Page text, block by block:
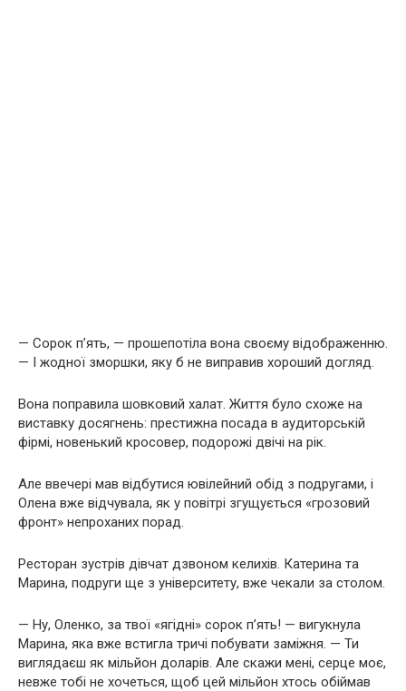
— Сорок п’ять, — прошепотіла вона своєму відображенню.
— І жодної зморшки, яку б не виправив хороший догляд.
Вона поправила шовковий халат. Життя було схоже на
виставку досягнень: престижна посада в аудиторській
фірмі, новенький кросовер, подорожі двічі на рік.
Але ввечері мав відбутися ювілейний обід з подругами, і
Олена вже відчувала, як у повітрі згущується «грозовий
фронт» непроханих порад.
Ресторан зустрів дівчат дзвоном келихів. Катерина та
Марина, подруги ще з університету, вже чекали за столом.
— Ну, Оленко, за твої «ягідні» сорок п’ять! — вигукнула
Марина, яка вже встигла тричі побувати заміжня. — Ти
виглядаєш як мільйон доларів. Але скажи мені, серце моє,
невже тобі не хочеться, щоб цей мільйон хтось обіймав